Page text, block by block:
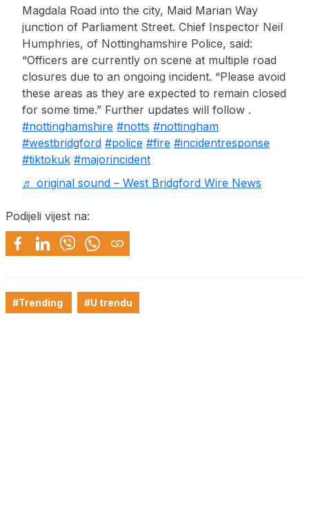
Magdala Road into the city, Maid Marian Way
junction of Parliament Street. Chief Inspector Neil
Humphries, of Nottinghamshire Police, said:
“Officers are currently on scene at multiple road
closures due to an ongoing incident. “Please avoid
these areas as they are expected to remain closed
for some time.” Further updates will follow .
#nottinghamshire #notts #nottingham
#westbridgford #police #fire #incidentresponse
#tiktokuk #majorincident
♬ original sound – West Bridgford Wire News
Podijeli vijest na:
#Trending #U trendu